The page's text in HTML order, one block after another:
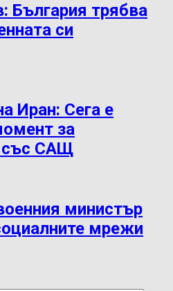
България трябва
си
Иран: Сега е
за
със САЩ
министър
мрежи